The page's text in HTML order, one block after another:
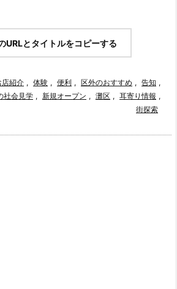
URLとタイトルをコピーする
店紹介 , 体験 , 便利 , 区外のおすすめ , 告知 ,
社会見学 , 新規オープン , 灘区 , 耳寄り情報 ,
街探索